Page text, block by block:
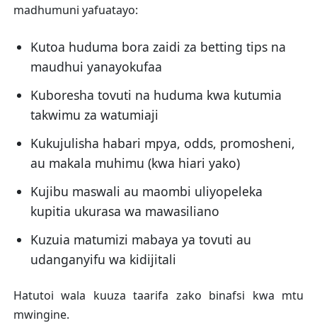
madhumuni yafuatayo:
Kutoa huduma bora zaidi za betting tips na
maudhui yanayokufaa
Kuboresha tovuti na huduma kwa kutumia
takwimu za watumiaji
Kukujulisha habari mpya, odds, promosheni,
au makala muhimu (kwa hiari yako)
Kujibu maswali au maombi uliyopeleka
kupitia ukurasa wa mawasiliano
Kuzuia matumizi mabaya ya tovuti au
udanganyifu wa kidijitali
Hatutoi wala kuuza taarifa zako binafsi kwa mtu
mwingine.